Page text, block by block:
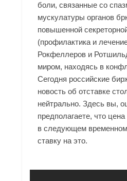
боли, связанные со
мускулатуры органов
повышенной
(профилактика и
Рокфеллеров и
миром, находясь в
Сегодня российские
новость об отставке
нейтрально. Здесь вы,
предполагаете, что
в следующем
ставку на это.